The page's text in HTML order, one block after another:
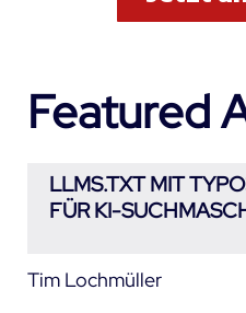
Featured
LLMS.TXT MIT
FÜR KI-
Tim Lochmüller